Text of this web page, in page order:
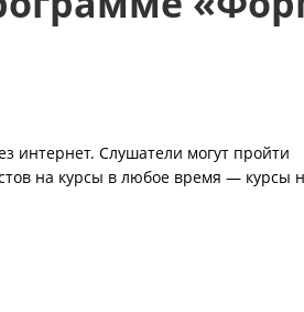
интернет. Слушатели могут пройти
на курсы в любое время — курсы